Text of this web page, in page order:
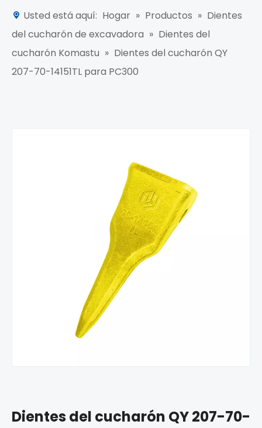
Usted está aquí: Hogar » Productos » Dientes
del cucharón de excavadora » Dientes del
cucharón Komastu » Dientes del cucharón QY
207-70-14151TL para PC300
Dientes del cucharón QY 207-70-